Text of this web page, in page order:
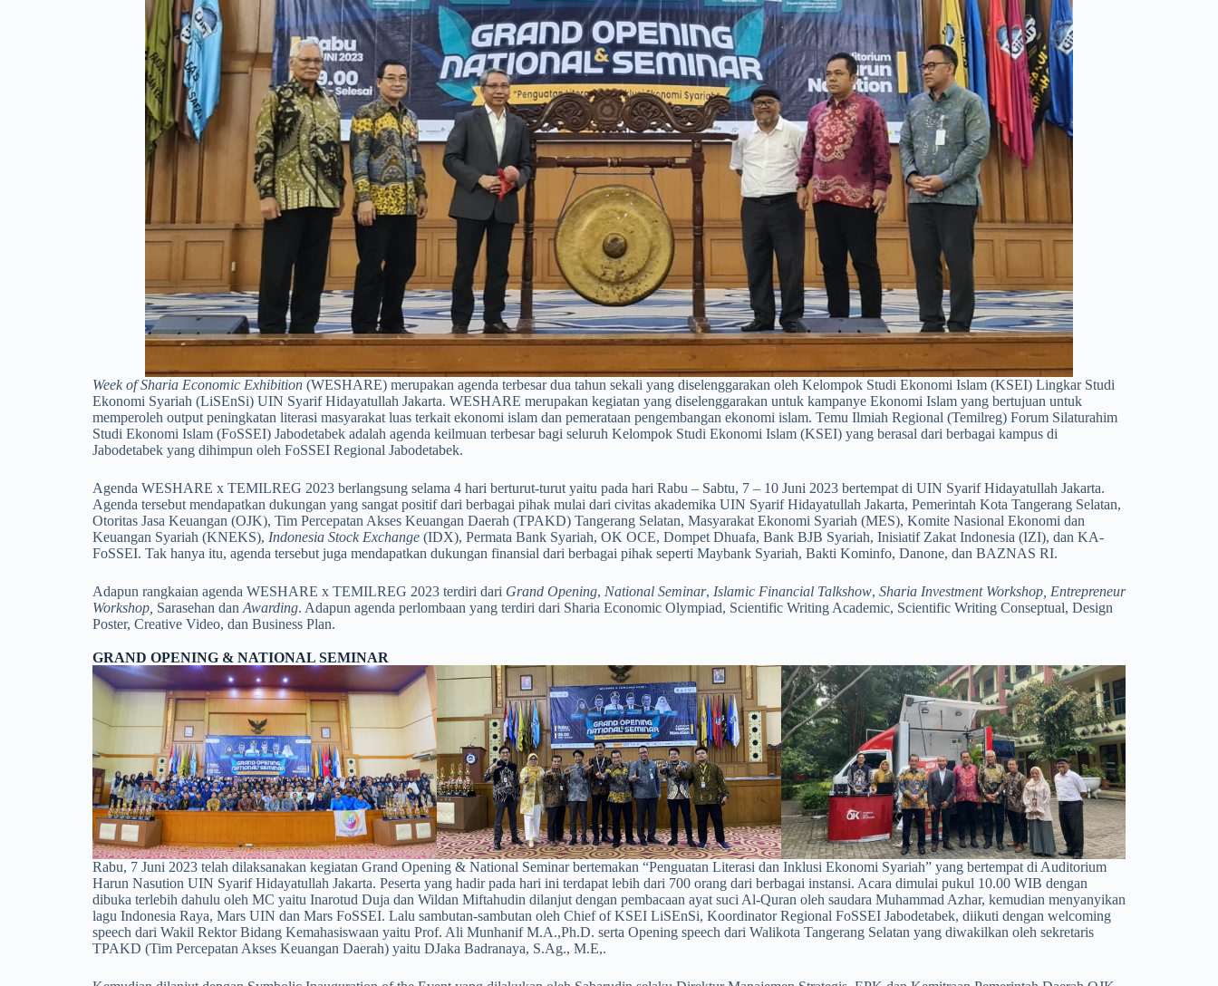
Week of Sharia Economic Exhibition (WESHARE) merupakan agenda terbesar dua tahun sekali yang diselenggarakan oleh Kelompok Studi Ekonomi Islam (KSEI) Lingkar Studi
Ekonomi Syariah (LiSEnSi) UIN Syarif Hidayatullah Jakarta. WESHARE merupakan kegiatan yang diselenggarakan untuk kampanye Ekonomi Islam yang bertujuan untuk
memperoleh output peningkatan literasi masyarakat luas terkait ekonomi islam dan pemerataan pengembangan ekonomi islam. Temu Ilmiah Regional (Temilreg) Forum Silaturahim
Studi Ekonomi Islam (FoSSEI) Jabodetabek adalah agenda keilmuan terbesar bagi seluruh Kelompok Studi Ekonomi Islam (KSEI) yang berasal dari berbagai kampus di
Jabodetabek yang dihimpun oleh FoSSEI Regional Jabodetabek.
Agenda WESHARE x TEMILREG 2023 berlangsung selama 4 hari berturut-turut yaitu pada hari Rabu – Sabtu, 7 – 10 Juni 2023 bertempat di UIN Syarif Hidayatullah Jakarta.
Agenda tersebut mendapatkan dukungan yang sangat positif dari berbagai pihak mulai dari civitas akademika UIN Syarif Hidayatullah Jakarta, Pemerintah Kota Tangerang Selatan,
Otoritas Jasa Keuangan (OJK), Tim Percepatan Akses Keuangan Daerah (TPAKD) Tangerang Selatan, Masyarakat Ekonomi Syariah (MES), Komite Nasional Ekonomi dan
Keuangan Syariah (KNEKS), Indonesia Stock Exchange (IDX), Permata Bank Syariah, OK OCE, Dompet Dhuafa, Bank BJB Syariah, Inisiatif Zakat Indonesia (IZI), dan KA-
FoSSEI. Tak hanya itu, agenda tersebut juga mendapatkan dukungan finansial dari berbagai pihak seperti Maybank Syariah, Bakti Kominfo, Danone, dan BAZNAS RI.
Adapun rangkaian agenda WESHARE x TEMILREG 2023 terdiri dari Grand Opening, National Seminar, Islamic Financial Talkshow, Sharia Investment Workshop, Entrepreneur
Workshop, Sarasehan dan Awarding. Adapun agenda perlombaan yang terdiri dari Sharia Economic Olympiad, Scientific Writing Academic, Scientific Writing Conseptual, Design
Poster, Creative Video, dan Business Plan.
GRAND OPENING & NATIONAL SEMINAR
Rabu, 7 Juni 2023 telah dilaksanakan kegiatan Grand Opening & National Seminar bertemakan “Penguatan Literasi dan Inklusi Ekonomi Syariah” yang bertempat di Auditorium
Harun Nasution UIN Syarif Hidayatullah Jakarta. Peserta yang hadir pada hari ini terdapat lebih dari 700 orang dari berbagai instansi. Acara dimulai pukul 10.00 WIB dengan
dibuka terlebih dahulu oleh MC yaitu Inarotud Duja dan Wildan Miftahudin dilanjut dengan pembacaan ayat suci Al-Quran oleh saudara Muhammad Azhar, kemudian menyanyikan
lagu Indonesia Raya, Mars UIN dan Mars FoSSEI. Lalu sambutan-sambutan oleh Chief of KSEI LiSEnSi, Koordinator Regional FoSSEI Jabodetabek, diikuti dengan welcoming
speech dari Wakil Rektor Bidang Kemahasiswaan yaitu Prof. Ali Munhanif M.A.,Ph.D. serta Opening speech dari Walikota Tangerang Selatan yang diwakilkan oleh sekretaris
TPAKD (Tim Percepatan Akses Keuangan Daerah) yaitu DJaka Badranaya, S.Ag., M.E,.